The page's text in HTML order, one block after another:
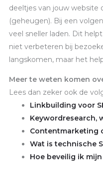
deeltjes van jouw website
(geheugen). Bij een
veel sneller laden. Dit
niet verbeteren bij
langskomen, maar het
Meer te weten komen
Lees dan zeker ook de
Linkbuilding voor
Keywordresearch,
Contentmarketing
Wat is technische
Hoe beveilig ik